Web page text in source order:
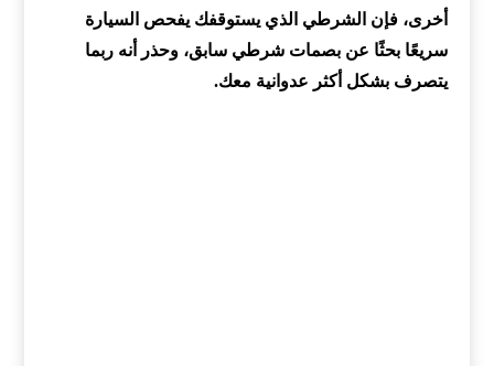
أخرى، فإن الشرطي الذي يستوقفك يفحص السيارة
سريعًا بحثًا عن بصمات شرطي سابق، وحذر أنه ربما
يتصرف بشكل أكثر عدوانية معك.